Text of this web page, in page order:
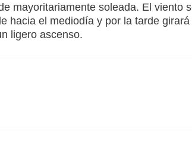
mayoritariamente soleada. El viento
hacia el mediodía y por la tarde
ligero ascenso.